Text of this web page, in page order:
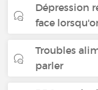
Dépression
face
Troubles
parler